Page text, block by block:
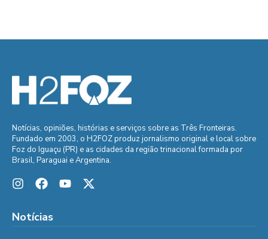
Notícias, opiniões, histórias e serviços sobre as Três Fronteiras.
Fundado em 2003, o H2FOZ produz jornalismo original e local sobre
Foz do Iguaçu (PR) e as cidades da região trinacional formada por
Brasil, Paraguai e Argentina.
Notícias